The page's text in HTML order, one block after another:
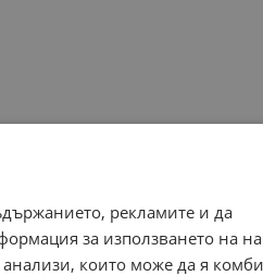
рекламите и да
за използването на
които може да я